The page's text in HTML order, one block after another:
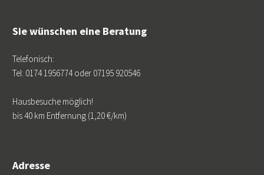
Sie wünschen eine Beratung
Telefonisch:
Tel: 0174 1956774 oder 07195 920546
Hausbesuche möglich!
bis 40 km Entfernung (1,20 €/km)
Adresse